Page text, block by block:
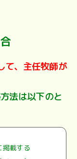
て、主任牧師が
法は以下のと
掲載する